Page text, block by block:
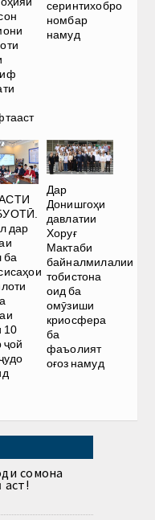
серинтихобро
номбар
намуд
дар
ба
10
ҷой
Дар
Донишгоҳи
давлатии
Хоруғ
Мактаби
байналмилалии
тобистона
оид ба
омӯзиши
криосфера
ба
фаъолият
оғоз намуд
сомона
аст!